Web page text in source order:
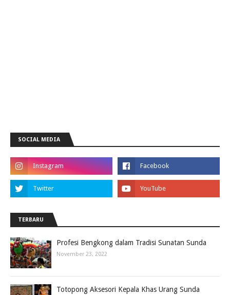
SOCIAL MEDIA
TERBARU
Profesi Bengkong dalam Tradisi Sunatan Sunda
November 23, 2022
Totopong Aksesori Kepala Khas Urang Sunda